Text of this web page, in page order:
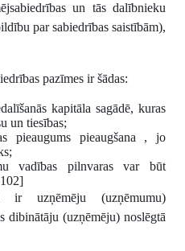
un tās dalībnieku
par sabiedrības saistībām),
pazīmes ir šādas:
kapitāla sagādē, kuras
un tiesības;
pieaugums pieaugšana , jo
vadības pilnvaras var būt
ir uzņēmēju (uzņēmumu)
dibinātāju (uzņēmēju) noslēgtā